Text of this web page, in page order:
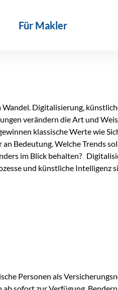
Für Makler
Digitalisierung,
verändern die Art und
klassische Werte wie
Bedeutung. Welche Trends
im Blick behalten?
und künstliche Intelligenz
für das Wesentliche: die
Personen als